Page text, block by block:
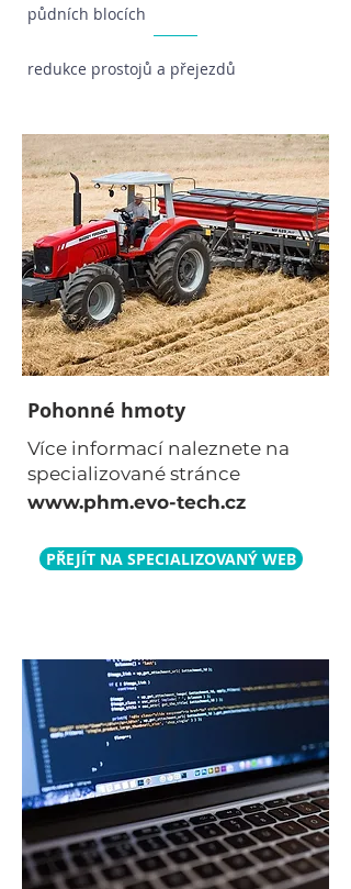
půdních blocích
redukce prostojů a přejezdů
Pohonné hmoty
www.phm.evo-tech.cz
Více informací naleznete na
specializované stránce
PŘEJÍT NA SPECIALIZOVANÝ WEB